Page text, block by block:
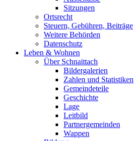
Sitzungen
Ortsrecht
Steuern, Gebühren, Beiträge
Weitere Behörden
Datenschutz
Leben & Wohnen
Über Schnaittach
Bildergalerien
Zahlen und Statistiken
Gemeindeteile
Geschichte
Lage
Leitbild
Partnergemeinden
Wappen